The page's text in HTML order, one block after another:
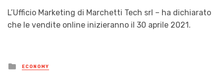
L’Ufficio Marketing di Marchetti Tech srl – ha dichiarato
che le vendite online inizieranno il 30 aprile 2021.
Posted
in
ECONOMY